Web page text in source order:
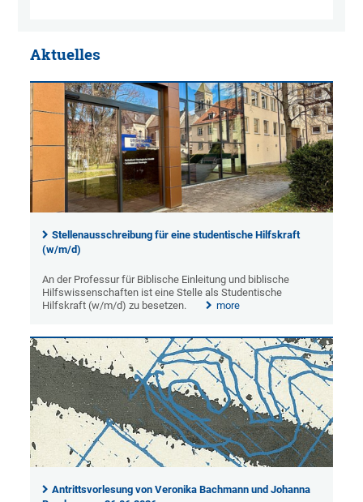
Aktuelles
Stellenausschreibung für eine studentische Hilfskraft
(w/m/d)
An der Professur für Biblische Einleitung und biblische
Hilfswissenschaften ist eine Stelle als Studentische
Hilfskraft (w/m/d) zu besetzen.
more
Antrittsvorlesung von Veronika Bachmann und Johanna